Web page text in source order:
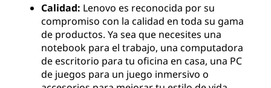
Calidad: Lenovo es reconocida por su
compromiso con la calidad en toda su gama
de productos. Ya sea que necesites una
notebook para el trabajo, una computadora
de escritorio para tu oficina en casa, una PC
de juegos para un juego inmersivo o